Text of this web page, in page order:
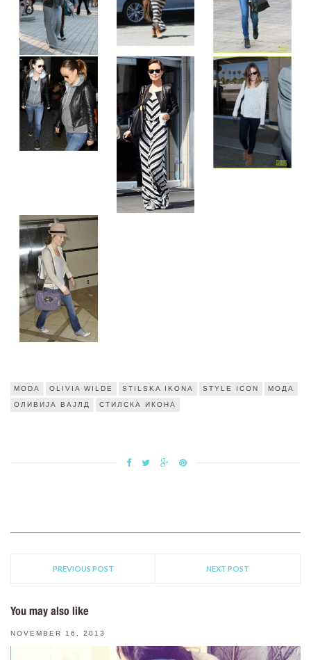
MODA OLIVIA WILDE STILSKA IKONA STYLE ICON МОДА
ОЛИВИЈА ВАЈЛД СТИЛСКА ИКОНА
PREVIOUS POST NEXT POST
You may also like
NOVEMBER 16, 2013